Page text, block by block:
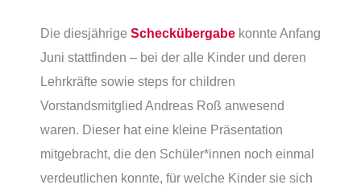
Die diesjährige Scheckübergabe konnte Anfang
Juni stattfinden – bei der alle Kinder und deren
Lehrkräfte sowie steps for children
Vorstandsmitglied Andreas Roß anwesend
waren. Dieser hat eine kleine Präsentation
mitgebracht, die den Schüler*innen noch einmal
verdeutlichen konnte, für welche Kinder sie sich